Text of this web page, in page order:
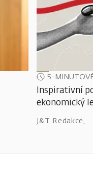
5-
Inspirativní
ekonomický
J&T Redakce,